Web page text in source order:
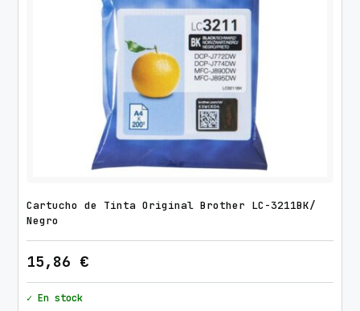
Cartucho de Tinta Original Brother LC-3211BK/
Negro
15,86 €
✓ En stock